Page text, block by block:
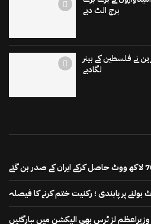
برج الٹ دیے
نے فلسطین کے بینر
لگادیے
پر پابندی ؛ رکنیت ختم کرنے کا فیصلہ
وزیراعظم لز ٹرس بھی الیکشن میں ہارگئیں